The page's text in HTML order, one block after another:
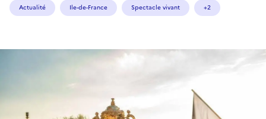
Actualité Ile-de-France Spectacle vivant +2